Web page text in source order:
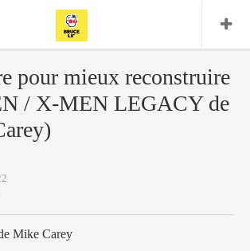
pour mieux reconstruire
/ X-MEN LEGACY de
Mike Carey
Edwige
Figure
Garth Ennis
image
Van
Presse